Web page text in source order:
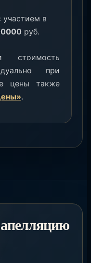
участием в
руб.
стоимость
при
цены также
.